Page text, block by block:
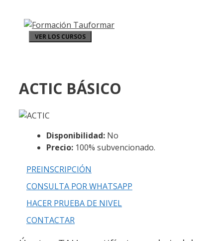
VER LOS CURSOS
ACTIC BÁSICO
Disponibilidad: No
Precio: 100% subvencionado.
PREINSCRIPCIÓN
CONSULTA POR WHATSAPP
HACER PRUEBA DE NIVEL
CONTACTAR